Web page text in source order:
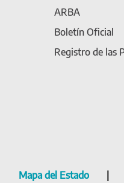
ARBA
Boletín Oficial
Registro de las
Mapa del Estado